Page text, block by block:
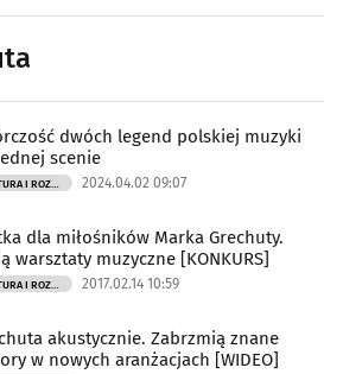
dwóch legend polskiej muzyki
scenie
KULTURA I ROZRYWKA 2024.04.02 09:07
dla miłośników Marka Grechuty.
warsztaty muzyczne [KONKURS]
KULTURA I ROZRYWKA 2017.02.14 10:59
akustycznie. Zabrzmią znane
w nowych aranżacjach [WIDEO]